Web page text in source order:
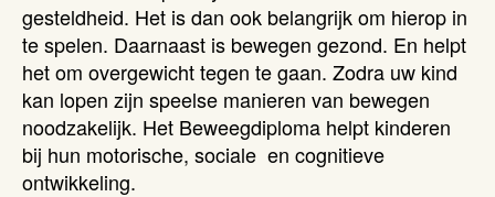
gesteldheid. Het is dan ook belangrijk om hierop in
te spelen. Daarnaast is bewegen gezond. En helpt
het om overgewicht tegen te gaan. Zodra uw kind
kan lopen zijn speelse manieren van bewegen
noodzakelijk. Het Beweegdiploma helpt kinderen
bij hun motorische, sociale en cognitieve
ontwikkeling.